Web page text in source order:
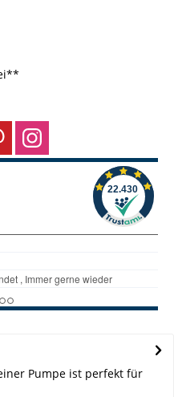
Pumpe ist perfekt für